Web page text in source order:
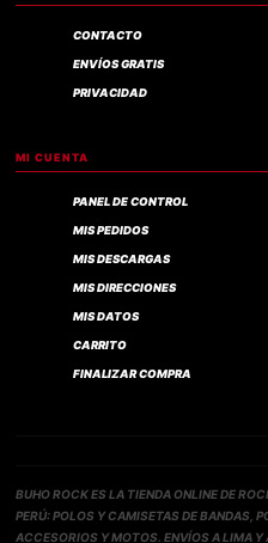
CONTACTO
ENVÍOS GRATIS
PRIVACIDAD
MI CUENTA
PANEL DE CONTROL
MIS PEDIDOS
MIS DESCARGAS
MIS DIRECCIONES
MIS DATOS
CARRITO
FINALIZAR COMPRA
BUHO ROCK ES LA TIENDA ONLINE DE
PERÚ: POLOS Y CAMISETAS DE BANDAS,
ACCESORIOS Y MOTOS. ENVÍOS A LIMA Y